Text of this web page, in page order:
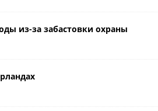
из-за забастовки охраны